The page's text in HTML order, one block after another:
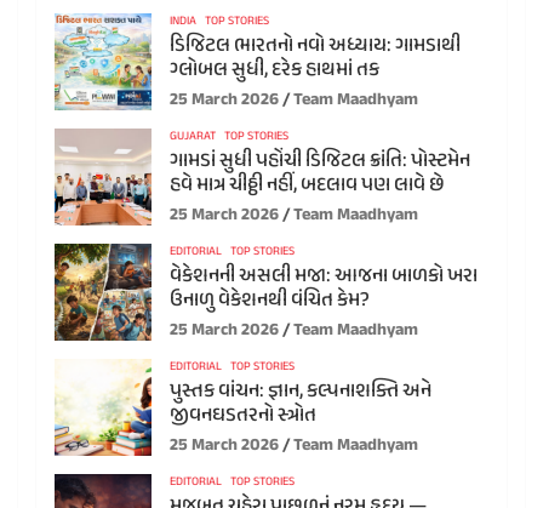
INDIA TOP STORIES
ડિજિટલ ભારતનો નવો અધ્યાય: ગામડાથી
ગ્લોબલ સુધી, દરેક હાથમાં તક
25 March 2026 Team Maadhyam
GUJARAT TOP STORIES
ગામડાં સુધી પહોંચી ડિજિટલ ક્રાંતિ: પોસ્ટમેન
હવે માત્ર ચીઠ્ઠી નહીં, બદલાવ પણ લાવે છે
25 March 2026 Team Maadhyam
EDITORIAL TOP STORIES
વેકેશનની અસલી મજા: આજના બાળકો ખરા
ઉનાળુ વેકેશનથી વંચિત કેમ?
25 March 2026 Team Maadhyam
EDITORIAL TOP STORIES
પુસ્તક વાંચન: જ્ઞાન, કલ્પનાશક્તિ અને
જીવનઘડતરનો સ્ત્રોત
25 March 2026 Team Maadhyam
EDITORIAL TOP STORIES